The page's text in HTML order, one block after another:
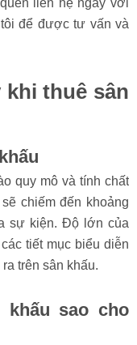
một đơn vị cho thuê
để được tư vấn và
thuê sân
quy mô và tính chất
chiếm đến khoảng
tiết mục biểu diễn
trên sân khấu.